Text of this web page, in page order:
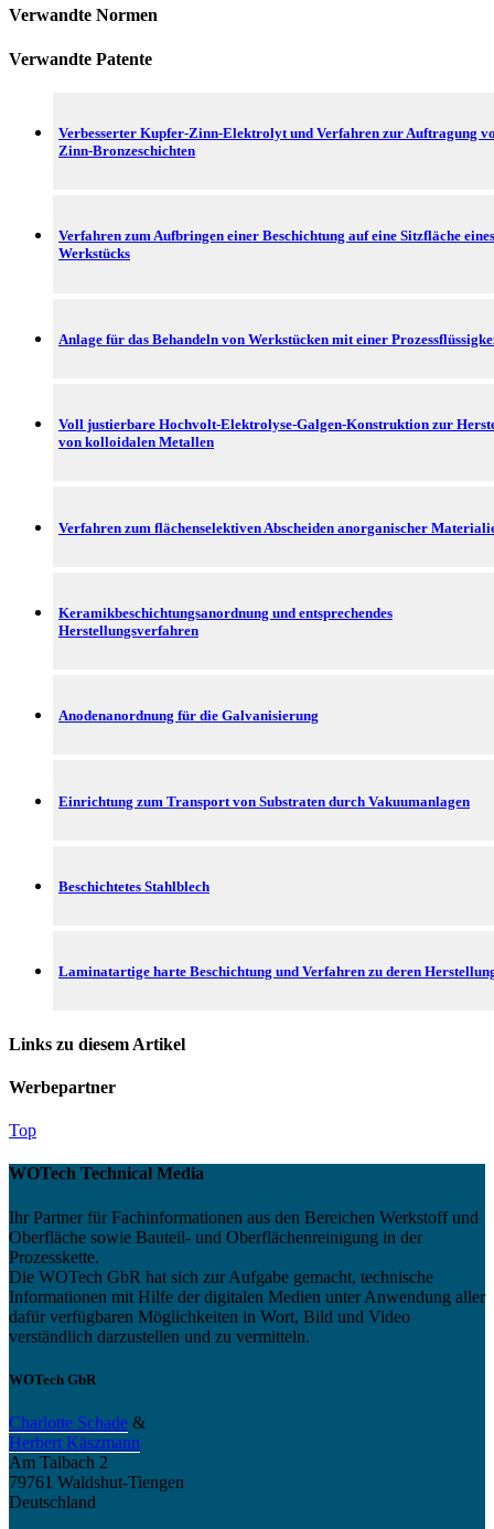
Verwandte Normen
Verwandte Patente
Verbesserter Kupfer-Zinn-Elektrolyt und Verfahren zur Auftragung
Zinn-Bronzeschichten
Verfahren zum Aufbringen einer Beschichtung auf eine Sitzfläche eines
Werkstücks
Anlage für das Behandeln von Werkstücken mit einer
Voll justierbare Hochvolt-Elektrolyse-Galgen-Konstruktion zur
von kolloidalen Metallen
Verfahren zum flächenselektiven Abscheiden anorganischer
Keramikbeschichtungsanordnung und entsprechendes
Herstellungsverfahren
Anodenanordnung für die Galvanisierung
Einrichtung zum Transport von Substraten durch Vakuumanlagen
Beschichtetes Stahlblech
Laminatartige harte Beschichtung und Verfahren zu deren
Links zu diesem Artikel
Werbepartner
Top
WOTech Technical Media
Ihr Partner für Fachinformationen aus den Bereichen Werkstoff und
Oberfläche sowie Bauteil- und Oberflächenreinigung in der
Prozesskette.
Die WOTech GbR hat sich zur Aufgabe gemacht, technische
Informationen mit Hilfe der digitalen Medien unter Anwendung aller
dafür verfügbaren Möglichkeiten in Wort, Bild und Video
verständlich darzustellen und zu vermitteln.
WOTech GbR
Charlotte Schade &
Herbert Käszmann
Am Talbach 2
79761 Waldshut-Tiengen
Deutschland